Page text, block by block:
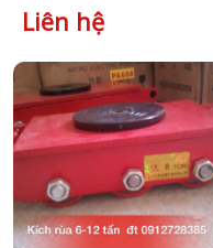
Liên hệ